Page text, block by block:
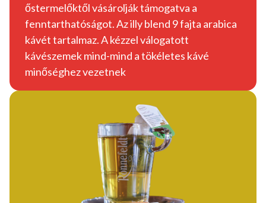
őstermelőktől vásárolják támogatva a
fenntarthatóságot. Az illy blend 9 fajta arabica
kávét tartalmaz. A kézzel válogatott
kávészemek mind-mind a tökéletes kávé
minőséghez vezetnek